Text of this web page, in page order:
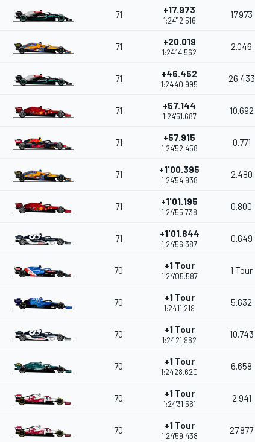
71 +17.973
1:24'12.516
17.973
71 +20.019
1:24'14.562
2.046
71 +46.452
1:24'40.995
26.433
71 +57.144
1:24'51.687
10.692
71 +57.915
1:24'52.458
0.771
71 +1'00.395
1:24'54.938
2.480
71 +1'01.195
1:24'55.738
0.800
71 +1'01.844
1:24'56.387
0.649
70 +1 Tour
1:24'05.587
1 Tour
70 +1 Tour
1:24'11.219
5.632
70 +1 Tour
1:24'21.962
10.743
70 +1 Tour
1:24'28.620
6.658
70 +1 Tour
1:24'31.561
2.941
70 +1 Tour
1:24'59.438
27.877